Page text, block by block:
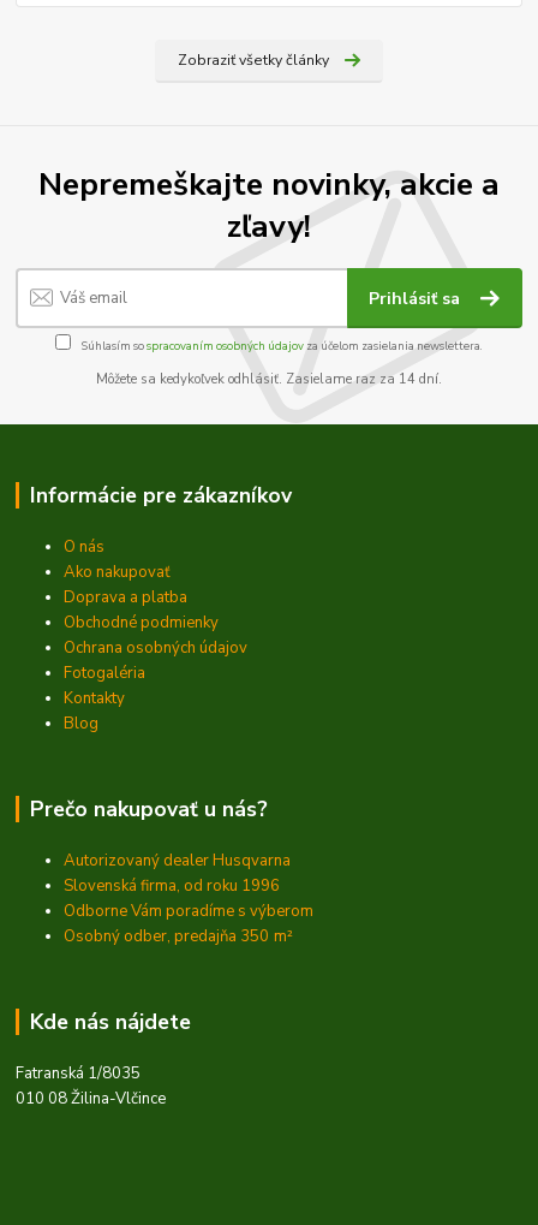
Zobraziť všetky články
Nepremeškajte novinky, akcie a
zľavy!
Prihlásiť sa
Súhlasím sospracovaním osobných údajov za účelom zasielania newslettera.
Môžete sa kedykoľvek odhlásiť. Zasielame raz za 14 dní.
Informácie pre zákazníkov
O nás
Ako nakupovať
Doprava a platba
Obchodné podmienky
Ochrana osobných údajov
Fotogaléria
Kontakty
Blog
Prečo nakupovať u nás?
Autorizovaný dealer Husqvarna
Slovenská firma, od roku 1996
Odborne Vám poradíme s výberom
Osobný odber, predajňa 350 m²
Kde nás nájdete
Fatranská 1/8035
010 08 Žilina-Vlčince